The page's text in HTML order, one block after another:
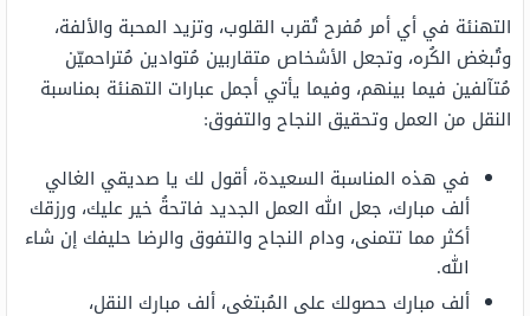
التهنئة في أي أمر مُفرح تُقرب القلوب، وتزيد المحبة والألفة،
وتُبغض الكُره، وتجعل الأشخاص متقاربين مُتوادين مُتراحميّن
مُتآلفين فيما بينهم، وفيما يأتي أجمل عبارات التهنئة بمناسبة
النقل من العمل وتحقيق النجاح والتفوق:
في هذه المناسبة السعيدة، أقول لك يا صديقي الغالي
ألف مبارك، جعل الله العمل الجديد فاتحةُ خير عليك، ورزقك
أكثر مما تتمنى، ودام النجاح والتفوق والرضا حليفك إن شاء
الله.
ألف مبارك حصولك على المُبتغى، ألف مبارك النقل،